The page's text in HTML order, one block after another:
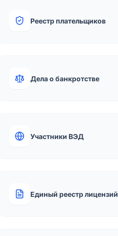
Реестр плательщиков
Дела о банкротстве
Участники ВЭД
Единый реестр лицензий